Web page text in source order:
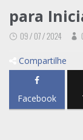
para
09 / 07 / 2024
Compartilhe
Facebook